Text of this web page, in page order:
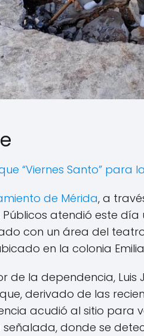
“Viernes Santo” para
de Mérida, a
Públicos atendió este
con un área del
en la colonia
de la dependencia,
derivado de las
acudió al sitio para
donde se